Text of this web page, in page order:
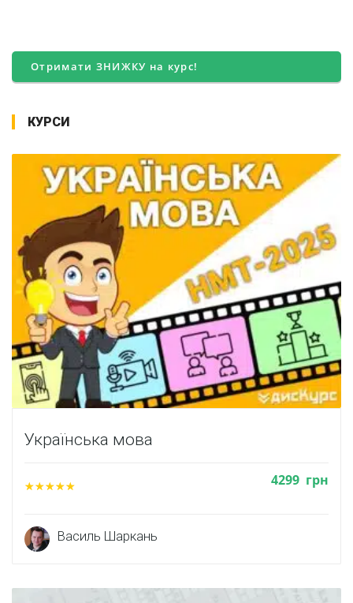
Отримати ЗНИЖКУ на курс!
КУРСИ
Українська мова
4299 грн
Василь Шаркань